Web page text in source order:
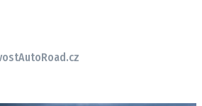
AutoRoad.cz